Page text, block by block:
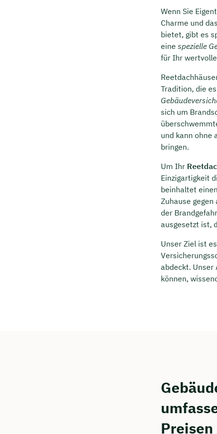
Wenn Sie
Charme und
bietet, gibt es
eine spezielle
für Ihr
Tradition, die
sich um
und kann ohne
bringen.
Um Ihr
Einzigartigkeit
beinhaltet
Zuhause
der
ausgesetzt ist,
Unser Ziel ist
abdeckt. Unser
können,
Preisen